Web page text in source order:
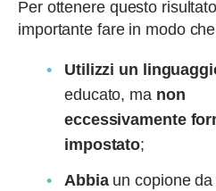
Per ottenere questo
importante fare in modo
Utilizzi un
educato, ma non
eccessivamente
impostato;
Abbiaun copione da